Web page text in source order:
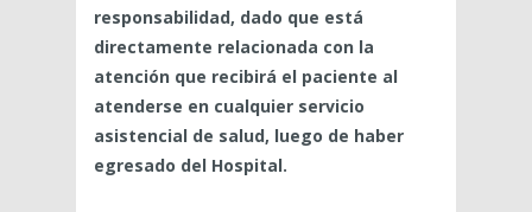
responsabilidad, dado que está
directamente relacionada con la
atención que recibirá el paciente al
atenderse en cualquier servicio
asistencial de salud, luego de haber
egresado del Hospital.